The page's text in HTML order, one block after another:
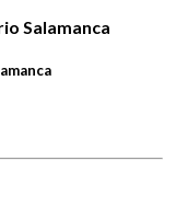
Salamanca